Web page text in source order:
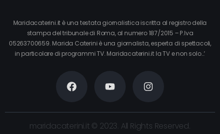
Maridacaterini.it è una testata giornalistica iscritta al registro della
stampa del tribunale di Roma, al numero 187/2015 – P.Iva
05263700659. Marida Caterini è una giornalista, esperta di spettacoli,
in particolare di programmi TV. Maridacaterini.it la TV e non solo…’
maridacaterini.it © 2023. All Rights Reserved.